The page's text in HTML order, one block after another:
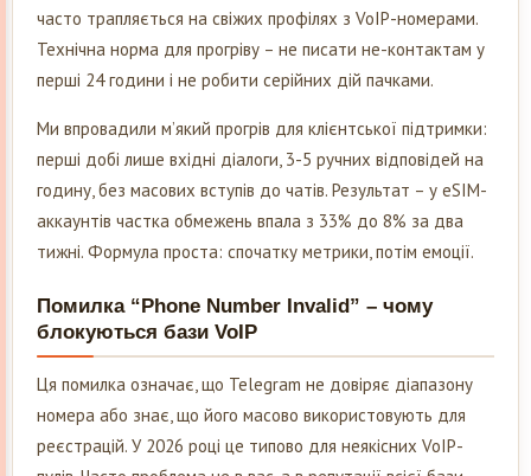
часто трапляється на свіжих профілях з VoIP-номерами.
Технічна норма для прогріву – не писати не-контактам у
перші 24 години і не робити серійних дій пачками.
Ми впровадили м’який прогрів для клієнтської підтримки:
перші добі лише вхідні діалоги, 3-5 ручних відповідей на
годину, без масових вступів до чатів. Результат – у eSIM-
аккаунтів частка обмежень впала з 33% до 8% за два
тижні. Формула проста: спочатку метрики, потім емоції.
Помилка “Phone Number Invalid” – чому
блокуються бази VoIP
Ця помилка означає, що Telegram не довіряє діапазону
номера або знає, що його масово використовують для
реєстрацій. У 2026 році це типово для неякісних VoIP-